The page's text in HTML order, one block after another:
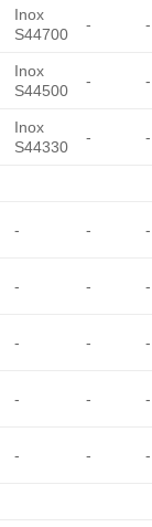
Inox
S44700
- -
Inox
S44500
- -
Inox
S44330
- -
- - -
- - -
- - -
- - -
- - -